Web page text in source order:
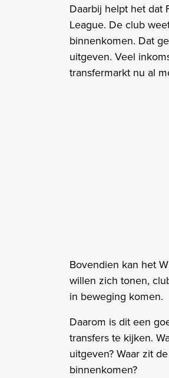
Daarbij helpt het dat
League. De club
binnenkomen. Dat
uitgeven. Veel
transfermarkt nu al
Bovendien kan het
willen zich tonen,
in beweging komen.
Daarom is dit een
transfers te kijken.
uitgeven? Waar zit
binnenkomen?